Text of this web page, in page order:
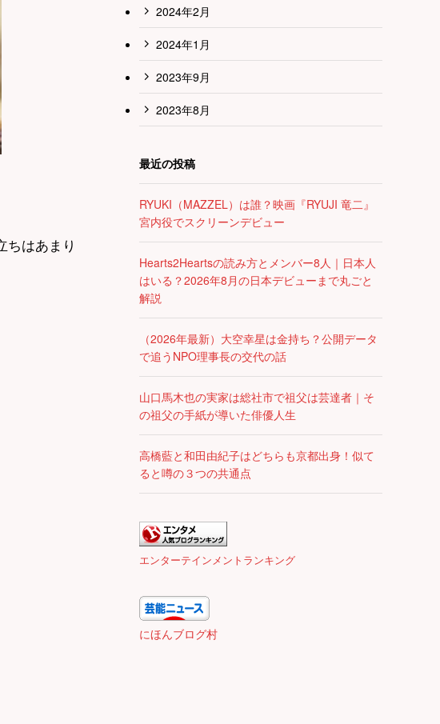
ちはあまり
2024年2月
2024年1月
2023年9月
2023年8月
最近の投稿
RYUKI（MAZZEL）は誰？映画『RYUJI 竜二』
宮内役でスクリーンデビュー
Hearts2Heartsの読み方とメンバー8人｜日本人
はいる？2026年8月の日本デビューまで丸ごと
解説
（2026年最新）大空幸星は金持ち？公開データ
で追うNPO理事長の交代の話
山口馬木也の実家は総社市で祖父は芸達者｜そ
の祖父の手紙が導いた俳優人生
高橋藍と和田由紀子はどちらも京都出身！似て
ると噂の３つの共通点
エンターテインメントランキング
にほんブログ村